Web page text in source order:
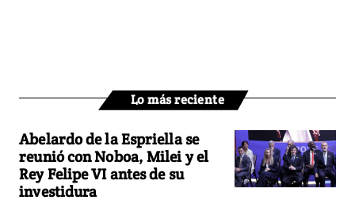
Lo más reciente
Abelardo de la Espriella se
reunió con Noboa, Milei y el
Rey Felipe VI antes de su
investidura